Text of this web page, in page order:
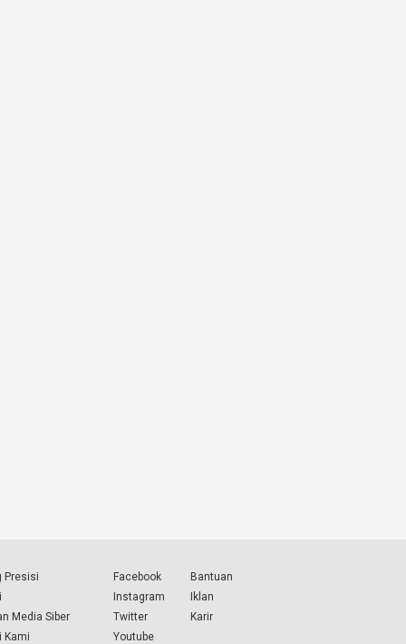
Presisi
Media Siber
Kami
Facebook
Instagram
Twitter
Youtube
Bantuan
Iklan
Karir